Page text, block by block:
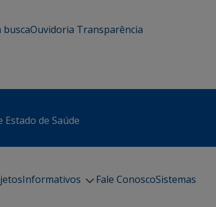
buscaOuvidoria Transparência
Estado de Saúde
Informativos Fale ConoscoSistemas